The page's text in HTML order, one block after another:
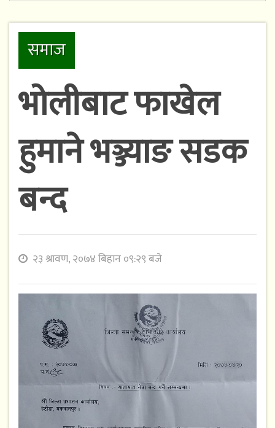
समाज
भोलीबाट फाखेल
हुमाने भञ्ज्याङ सडक
बन्द
२३ श्रावण, २०७४ बिहान ०९:२९ बजे